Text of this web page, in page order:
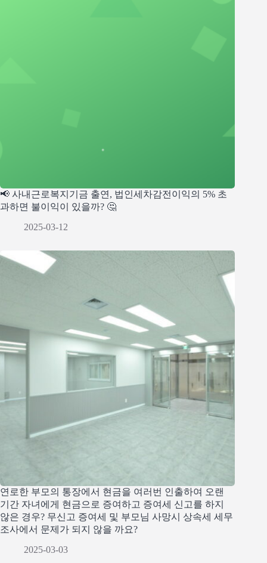
📢 사내근로복지기금 출연, 법인세차감전이익의 5% 초
과하면 불이익이 있을까? 🤔
2025-03-12
연로한 부모의 통장에서 현금을 여러번 인출하여 오랜
기간 자녀에게 현금으로 증여하고 증여세 신고를 하지
않은 경우? 무신고 증여세 및 부모님 사망시 상속세 세무
조사에서 문제가 되지 않을 까요?
2025-03-03